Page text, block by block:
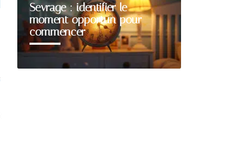
Sevrage : identifier le
moment opportun pour
commencer